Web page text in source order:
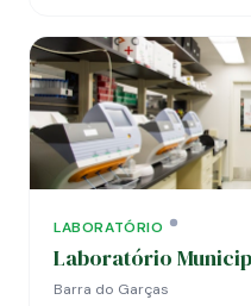
LABORATÓRIO
Laboratório
Barra do Garças